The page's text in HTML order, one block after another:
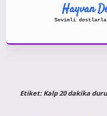
Hayvan
Sevimli
Etiket:Kalp 20 dakika